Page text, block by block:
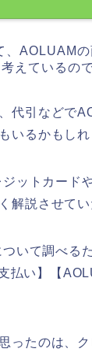
AOLUAM
えているの
代引などで
いるかもしれ
ットカード
解説させてい
いて調べる
い】【
ったのは、